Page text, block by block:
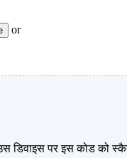
or
डिवाइस पर इस कोड को